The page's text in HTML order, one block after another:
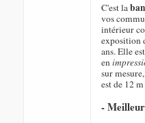
C'est la
vos
intérieur
exposition
ans. Elle
en
sur
est de 12
-